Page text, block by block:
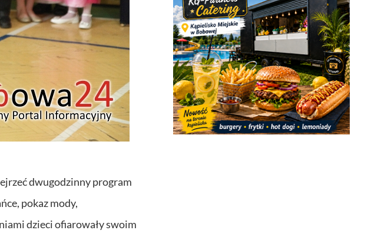
dwugodzinny program
pokaz mody,
dzieci ofiarowały swoim